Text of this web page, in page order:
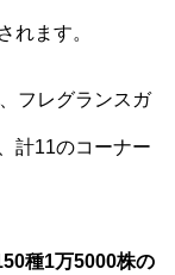
れます。
フレグランスガ
計11のコーナー
種1万5000株の